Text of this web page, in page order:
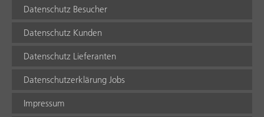
Datenschutz Besucher
Datenschutz Kunden
Datenschutz Lieferanten
Datenschutzerklärung Jobs
Impressum